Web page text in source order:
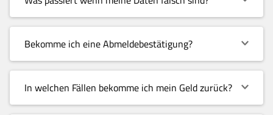
Bekomme ich eine Abmeldebestätigung?
In welchen Fällen bekomme ich mein Geld zurück?